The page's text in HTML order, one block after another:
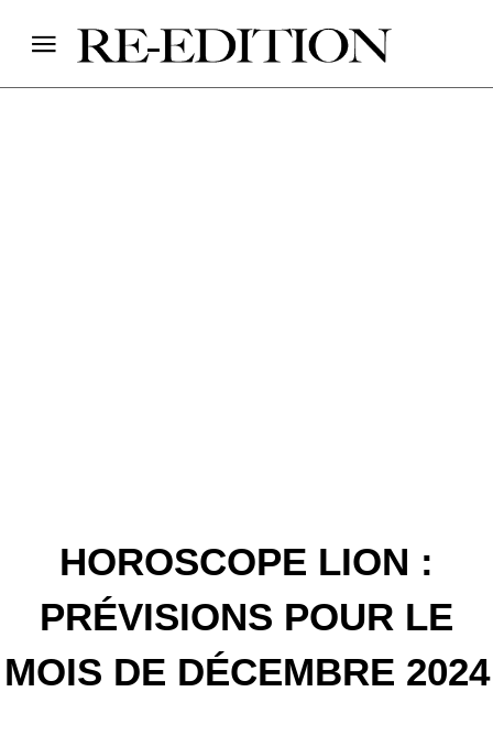
HOROSCOPE LION :
PRÉVISIONS POUR LE
MOIS DE DÉCEMBRE 2024